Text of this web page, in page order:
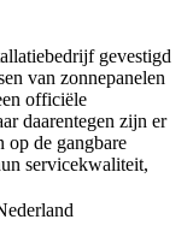
gevestigd
van zonnepanelen
officiële
daarentegen zijn er
op de gangbare
servicekwaliteit,